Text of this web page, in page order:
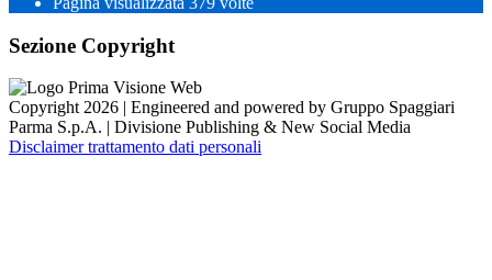
Sezione Copyright
Copyright 2026 | Engineered and powered by Gruppo Spaggiari
Parma S.p.A. | Divisione Publishing & New Social Media
Disclaimer trattamento dati personali